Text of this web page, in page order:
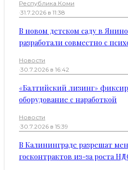
Республика Коми
·31.7.2026 в 11:38
В новом детском саду в
разработали совместно с
Новости
·30.7.2026 в 16:42
«Балтийский лизинг»
оборудование с наработкой
Новости
·30.7.2026 в 15:39
В Калининграде разрешат
госконтрактов из-за роста